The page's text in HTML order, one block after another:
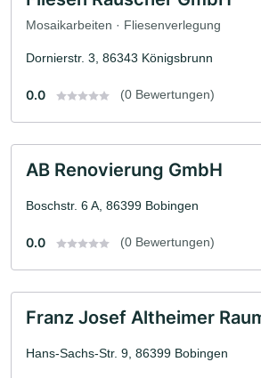
Mosaikarbeiten · Fliesenverlegung
Dornierstr. 3, 86343 Königsbrunn
0.0 (0 Bewertungen)
AB Renovierung GmbH
Boschstr. 6 A, 86399 Bobingen
0.0 (0 Bewertungen)
Franz Josef Altheimer
Hans-Sachs-Str. 9, 86399 Bobingen